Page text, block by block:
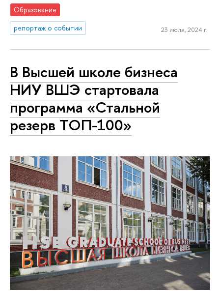
Образование
репортаж о событии
23 июля, 2024 г.
В Высшей школе бизнеса
НИУ ВШЭ стартовала
программа «Стальной
резерв ТОП-100»